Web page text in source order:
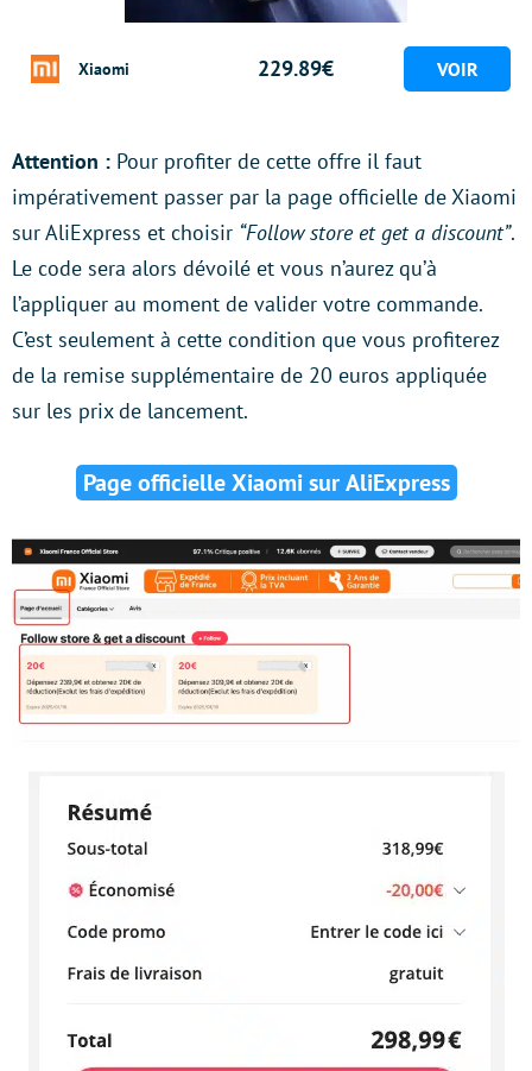
Xiaomi 229.89€
Attention : Pour profiter de cette offre il faut
impérativement passer par la page officielle de Xiaomi
sur AliExpress et choisir “Follow store et get a discount”.
Le code sera alors dévoilé et vous n’aurez qu’à
l’appliquer au moment de valider votre commande.
C’est seulement à cette condition que vous profiterez
de la remise supplémentaire de 20 euros appliquée
sur les prix de lancement.
Page officielle Xiaomi sur AliExpress